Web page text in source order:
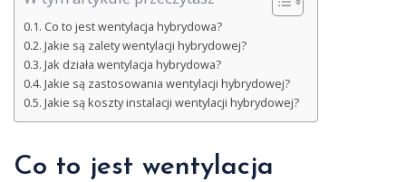
Co to jest wentylacja hybrydowa?
Jakie są zalety wentylacji hybrydowej?
Jak działa wentylacja hybrydowa?
Jakie są zastosowania wentylacji hybrydowej?
Jakie są koszty instalacji wentylacji hybrydowej?
Co to jest wentylacja